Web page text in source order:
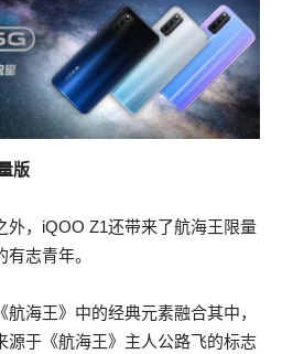
版
外，iQOO Z1还带来了航海王限量
志青年。
海王》中的经典元素融合其中，
源于《航海王》主人公路飞的标志